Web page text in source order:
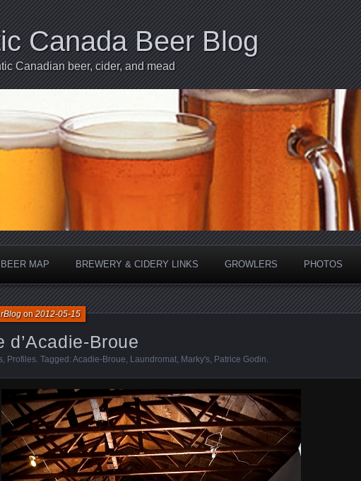
Canada Beer Blog
Canadian beer, cider, and mead
MAP BREWERY & CIDERY LINKS GROWLERS PHOTOS
d’Acadie-Broue
on2012-05-15
, Profiles. Tagged: Acadie-Broue, Laundromat, Marky's, Patrice Godin.